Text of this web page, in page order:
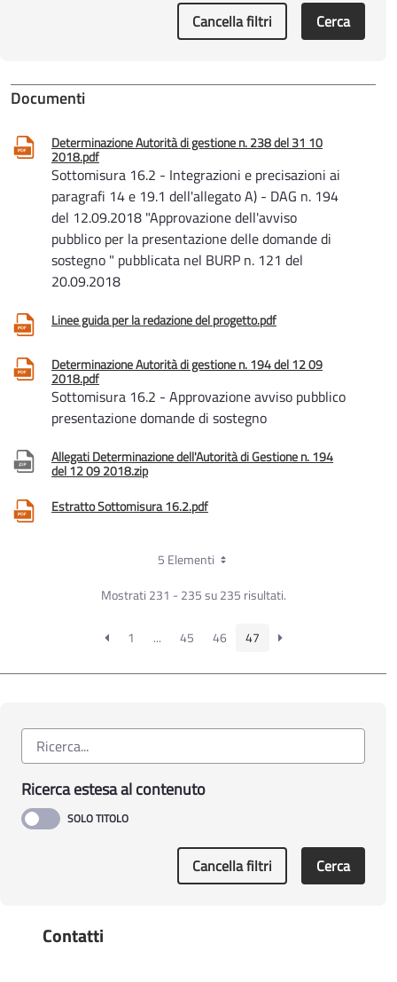
Cancella filtri Cerca
Documenti
Determinazione Autorità di gestione n. 238 del 31 10
2018.pdf
Sottomisura 16.2 - Integrazioni e precisazioni ai
paragrafi 14 e 19.1 dell'allegato A) - DAG n. 194
del 12.09.2018 "Approvazione dell'avviso
pubblico per la presentazione delle domande di
sostegno " pubblicata nel BURP n. 121 del
20.09.2018
Linee guida per la redazione del progetto.pdf
Determinazione Autorità di gestione n. 194 del 12 09
2018.pdf
Sottomisura 16.2 - Approvazione avviso pubblico
presentazione domande di sostegno
Allegati Determinazione dell'Autorità di Gestione n. 194
del 12 09 2018.zip
Estratto Sottomisura 16.2.pdf
5 Elementi
Mostrati 231 - 235 su 235 risultati.
1 ... 45 46 47
Ricerca estesa al contenuto
Cancella filtri Cerca
Contatti